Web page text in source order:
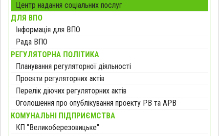
Центр надання соціальних послуг
ДЛЯ ВПО
Інформація для ВПО
Рада ВПО
РЕГУЛЯТОРНА ПОЛІТИКА
Планування регуляторної діяльності
Проекти регуляторних актів
Перелік діючих регуляторних актів
Оголошення про опублікування проекту РВ та АРВ
КОМУНАЛЬНІ ПІДПРИЄМСТВА
КП "Великоберезовицьке"